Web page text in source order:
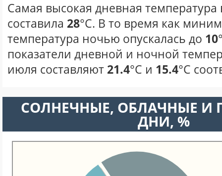
Самая высокая дневная температура
составила 28°С. В то время как
температура ночью опускалась до 10
показатели дневной и ночной
июля составляют 21.4°С и 15.4°С
CОЛНЕЧНЫЕ, ОБЛАЧНЫЕ И
ДНИ, %